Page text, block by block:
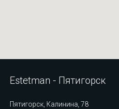
Estetman - Пятигорск
Пятигорск, Калинина, 78